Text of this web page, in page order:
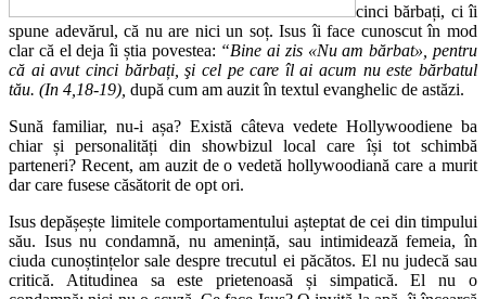
cinci bărbați, ci îi
spune adevărul, că nu are nici un soț. Isus îi face cunoscut în mod
clar că el deja îi știa povestea: “Bine ai zis «Nu am bărbat», pentru
că ai avut cinci bărbați, şi cel pe care îl ai acum nu este bărbatul
tău. (In 4,18-19), după cum am auzit în textul evanghelic de astăzi.
Sună familiar, nu-i așa? Există câteva vedete Hollywoodiene ba
chiar și personalități din showbizul local care își tot schimbă
parteneri? Recent, am auzit de o vedetă hollywoodiană care a murit
dar care fusese căsătorit de opt ori.
Isus depășește limitele comportamentului așteptat de cei din timpului
său. Isus nu condamnă, nu amenință, sau intimidează femeia, în
ciuda cunoștințelor sale despre trecutul ei păcătos. El nu judecă sau
critică. Atitudinea sa este prietenoasă și simpatică. El nu o